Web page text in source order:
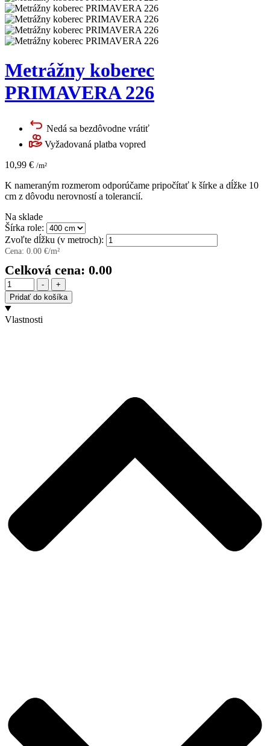
Metrážny koberec
PRIMAVERA 226
Nedá sa bezdôvodne vrátiť
Vyžadovaná platba vopred
10,99 € /m²
K nameraným rozmerom odporúčame pripočítať k šírke a dĺžke 10
cm z dôvodu nerovností a tolerancií.
Na sklade
Šírka role:
Zvoľte dĺžku (v metroch):
Cena: 0.00 €/m²
Celková cena: 0.00
Množstvo-
+
Pridať do košíka
Vlastnosti